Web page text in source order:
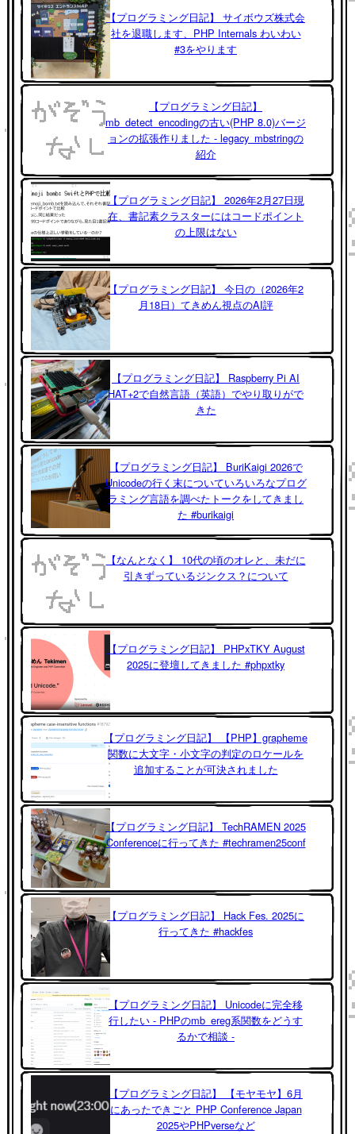
【プログラミング日記】 サイボウズ株式会
社を退職します、PHP Internals わいわい
#3をやります
【プログラミング日記】
mb_detect_encodingの古い(PHP 8.0)バージ
ョンの拡張作りました - legacy_mbstringの
紹介
【プログラミング日記】 2026年2月27日現
在、書記素クラスターにはコードポイント
の上限はない
【プログラミング日記】 今日の（2026年2
月18日）てきめん視点のAI評
【プログラミング日記】 Raspberry Pi AI
HAT+2で自然言語（英語）でやり取りがで
きた
【プログラミング日記】 BuriKaigi 2026で
Unicodeの行く末についていろいろなプログ
ラミング言語を調べたトークをしてきまし
た #burikaigi
【なんとなく】 10代の頃のオレと、未だに
引きずっているジンクス？について
【プログラミング日記】 PHPxTKY August
2025に登壇してきました #phpxtky
【プログラミング日記】 【PHP】grapheme
関数に大文字・小文字の判定のロケールを
追加することが可決されました
【プログラミング日記】 TechRAMEN 2025
Conferenceに行ってきた #techramen25conf
【プログラミング日記】 Hack Fes. 2025に
行ってきた #hackfes
【プログラミング日記】 Unicodeに完全移
行したい - PHPのmb_ereg系関数をどうす
るかで相談 -
【プログラミング日記】 【モヤモヤ】6月
にあったできごと PHP Conference Japan
2025やPHPverseなど